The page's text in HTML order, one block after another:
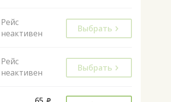
Рейс
неактивен
Выбрать
Рейс
неактивен
Выбрать